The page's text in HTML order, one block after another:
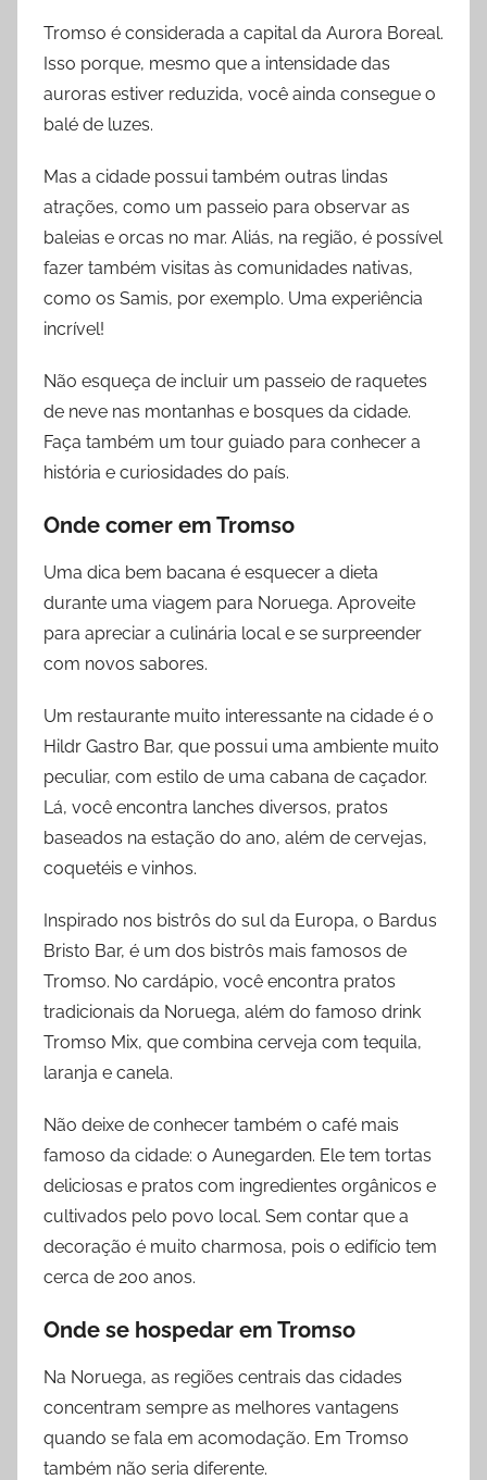
Tromso é considerada a capital da Aurora Boreal.
Isso porque, mesmo que a intensidade das
auroras estiver reduzida, você ainda consegue o
balé de luzes.
Mas a cidade possui também outras lindas
atrações, como um passeio para observar as
baleias e orcas no mar. Aliás, na região, é possível
fazer também visitas às comunidades nativas,
como os Samis, por exemplo. Uma experiência
incrível!
Não esqueça de incluir um passeio de raquetes
de neve nas montanhas e bosques da cidade.
Faça também um tour guiado para conhecer a
história e curiosidades do país.
Onde comer em Tromso
Uma dica bem bacana é esquecer a dieta
durante uma viagem para Noruega. Aproveite
para apreciar a culinária local e se surpreender
com novos sabores.
Um restaurante muito interessante na cidade é o
Hildr Gastro Bar, que possui uma ambiente muito
peculiar, com estilo de uma cabana de caçador.
Lá, você encontra lanches diversos, pratos
baseados na estação do ano, além de cervejas,
coquetéis e vinhos.
Inspirado nos bistrôs do sul da Europa, o Bardus
Bristo Bar, é um dos bistrôs mais famosos de
Tromso. No cardápio, você encontra pratos
tradicionais da Noruega, além do famoso drink
Tromso Mix, que combina cerveja com tequila,
laranja e canela.
Não deixe de conhecer também o café mais
famoso da cidade: o Aunegarden. Ele tem tortas
deliciosas e pratos com ingredientes orgânicos e
cultivados pelo povo local. Sem contar que a
decoração é muito charmosa, pois o edifício tem
cerca de 200 anos.
Onde se hospedar em Tromso
Na Noruega, as regiões centrais das cidades
concentram sempre as melhores vantagens
quando se fala em acomodação. Em Tromso
também não seria diferente.